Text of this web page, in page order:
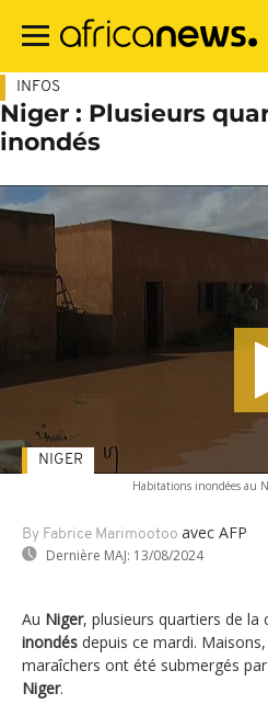
contenu
INFOS
Niger : Plusieurs
inondés
Habitations inondées au
By Fabrice Marimootoo avec AFP
Dernière MAJ: 13/08/2024
NIGER
Au Niger, plusieurs quartiers de la
inondés depuis ce mardi.
maraîchers ont été submergés
Niger.